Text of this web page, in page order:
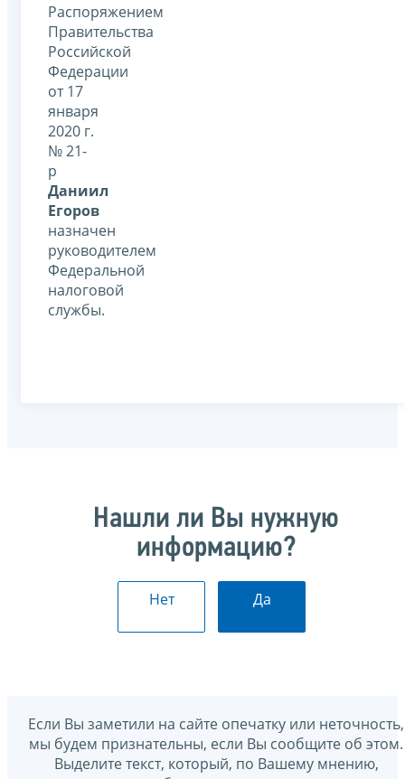
Распоряжением
Правительства
Российской
Федерации
от 17
января
2020 г.
№ 21-
р
Даниил
Егоров
назначен
руководителем
Федеральной
налоговой
службы.
Нашли ли Вы нужную
информацию?
Нет Да
Если Вы заметили на сайте опечатку или неточность,
мы будем признательны, если Вы сообщите об этом.
Выделите текст, который, по Вашему мнению,